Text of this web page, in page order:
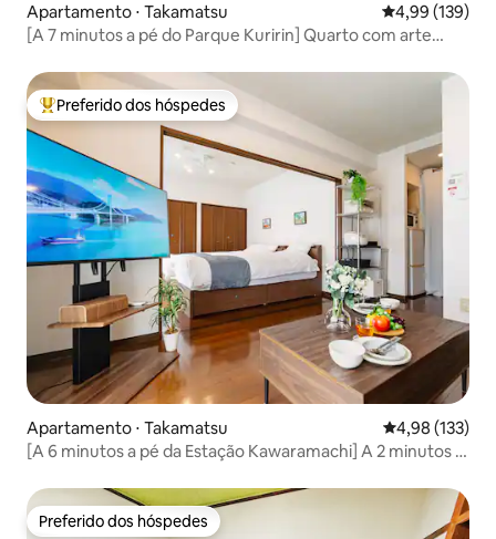
Apartamento ⋅ Takamatsu 4,99 de uma
4,99 (139)
[A 7 minutos a pé do Parque Kuririn] Quarto com arte
/ aluguel integral / estacionamento gratuito
Entre os melhores preferidos dos hóspedes
Preferido dos hóspedes
Apartamento ⋅ Takamatsu 4,98 de uma
4,98 (133)
[A 6 minutos a pé da Estação Kawaramachi] A 2 minutos a
Ideal para casais e viagens a trabalho / Estacionamento
gratuito
Preferido dos hóspedes
Preferido dos hóspedes